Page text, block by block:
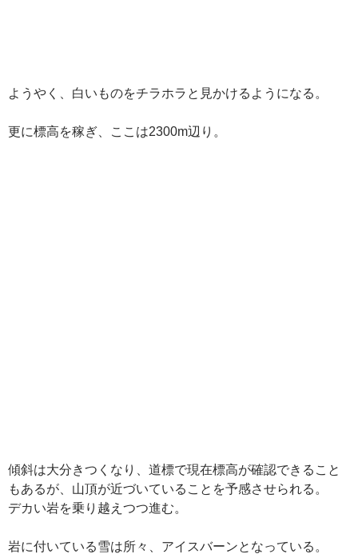
ようやく、白いものをチラホラと見かけるようになる。
更に標高を稼ぎ、ここは2300m辺り。
傾斜は大分きつくなり、道標で現在標高が確認できること
もあるが、山頂が近づいていることを予感させられる。
デカい岩を乗り越えつつ進む。
岩に付いている雪は所々、アイスバーンとなっている。